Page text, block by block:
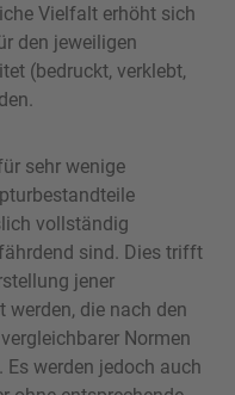
Vielfalt erhöht sich
den jeweiligen
(be­druckt, verklebt,
sehr wenige
vollständig
sind. Dies trifft
jener
die nach den
Normen
werden jedoch auch